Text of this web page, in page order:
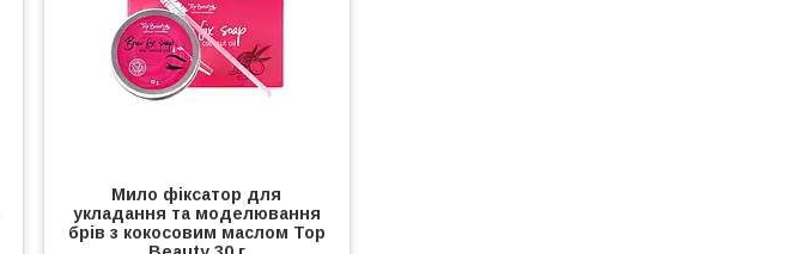
Мило фіксатор для
укладання та моделювання
брів з кокосовим маслом Top